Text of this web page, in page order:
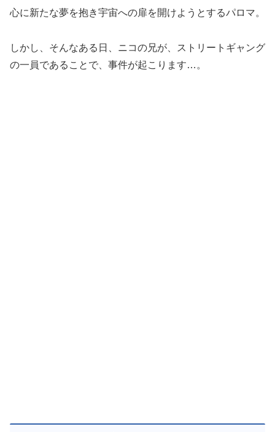
心に新たな夢を抱き宇宙への扉を開けようとするパロマ。
しかし、そんなある日、ニコの兄が、ストリートギャング
の一員であることで、事件が起こります…。